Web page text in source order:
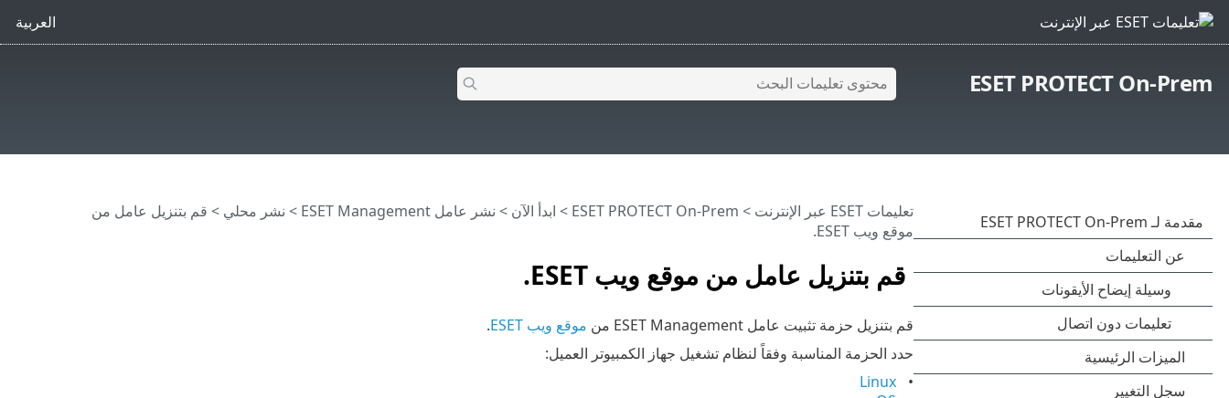
العربية
ESET PROTECT On-Prem
قم بتنزيل عامل من موقع ويب ESET.
تعليمات ESET عبر الإنترنت >
ESET PROTECT On-Prem
> ابدأ الآن > نشر عامل ESET Management > نشر محلي > قم بتنزيل عامل من
موقع ويب ESET.
قم بتنزيل حزمة تثبيت عامل ESET Management من موقع ويب ESET
.
حدد الحزمة المناسبة وفقاً لنظام تشغيل جهاز الكمبيوتر العميل:
Linux